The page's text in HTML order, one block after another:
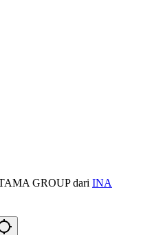
GROUP dari INA